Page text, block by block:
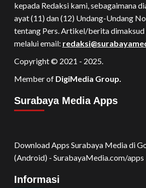
kepada Redaksi kami, sebagaimana
ayat (11) dan (12) Undang-Undang
tentang Pers. Artikel/berita
melalui email:
Copyright © 2021 - 2025.
Member of DigiMedia Group.
Surabaya Media Apps
Download Apps Surabaya Media di
(Android) - SurabayaMedia.com/apps
Informasi